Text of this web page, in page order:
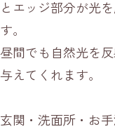
とエッジ部分が光
す。
昼間でも自然光を
与えてくれます。
玄関・洗面所・お